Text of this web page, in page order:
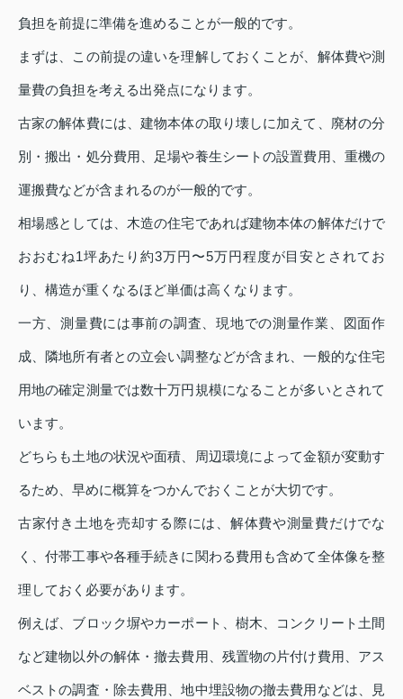
負担を前提に準備を進めることが一般的です。
まずは、この前提の違いを理解しておくことが、解体費や測
量費の負担を考える出発点になります。
古家の解体費には、建物本体の取り壊しに加えて、廃材の分
別・搬出・処分費用、足場や養生シートの設置費用、重機の
運搬費などが含まれるのが一般的です。
相場感としては、木造の住宅であれば建物本体の解体だけで
おおむね1坪あたり約3万円〜5万円程度が目安とされてお
り、構造が重くなるほど単価は高くなります。
一方、測量費には事前の調査、現地での測量作業、図面作
成、隣地所有者との立会い調整などが含まれ、一般的な住宅
用地の確定測量では数十万円規模になることが多いとされて
います。
どちらも土地の状況や面積、周辺環境によって金額が変動す
るため、早めに概算をつかんでおくことが大切です。
古家付き土地を売却する際には、解体費や測量費だけでな
く、付帯工事や各種手続きに関わる費用も含めて全体像を整
理しておく必要があります。
例えば、ブロック塀やカーポート、樹木、コンクリート土間
など建物以外の解体・撤去費用、残置物の片付け費用、アス
ベストの調査・除去費用、地中埋設物の撤去費用などは、見